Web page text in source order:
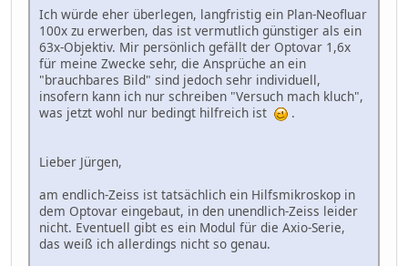
Ich würde eher überlegen, langfristig ein Plan-Neofluar
100x zu erwerben, das ist vermutlich günstiger als ein
63x-Objektiv. Mir persönlich gefällt der Optovar 1,6x
für meine Zwecke sehr, die Ansprüche an ein
"brauchbares Bild" sind jedoch sehr individuell,
insofern kann ich nur schreiben "Versuch mach kluch",
was jetzt wohl nur bedingt hilfreich ist
.
Lieber Jürgen,
am endlich-Zeiss ist tatsächlich ein Hilfsmikroskop in
dem Optovar eingebaut, in den unendlich-Zeiss leider
nicht. Eventuell gibt es ein Modul für die Axio-Serie,
das weiß ich allerdings nicht so genau.